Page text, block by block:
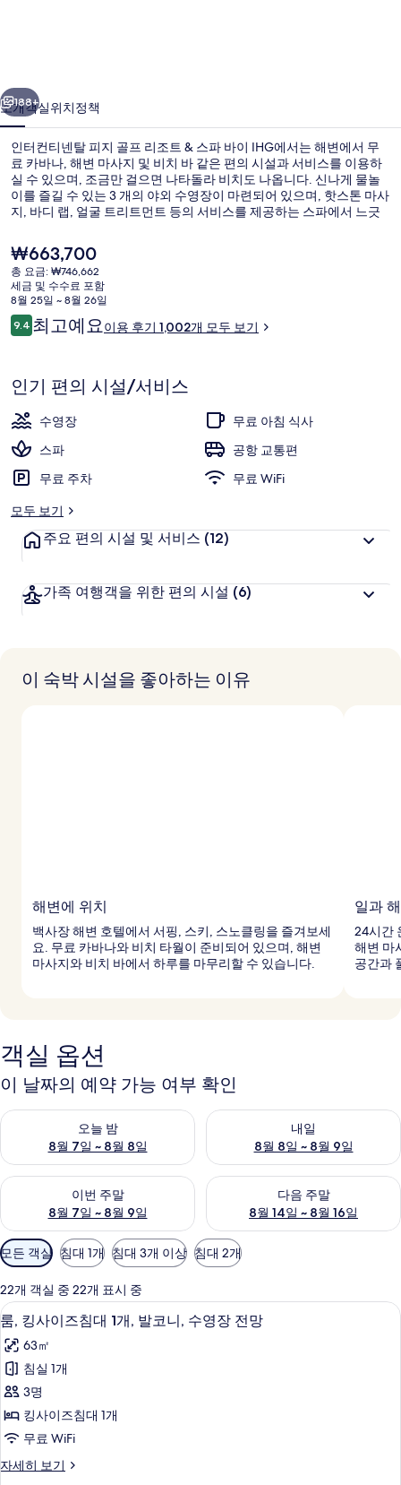
지
골
프
리
조
트
&
스
파
이
IHG
의
사
갤
다음
188+
소개객실위치정책
인터컨티넨탈 피지 골프 리조트 & 스파 바이 IHG에서는 해변에서 무
료 카바나, 해변 마사지 및 비치 바 같은 편의 시설과 서비스를 이용하
실 수 있으며, 조금만 걸으면 나타돌라 비치도 나옵니다. 신나게 물놀
이를 즐길 수 있는 3 개의 야외 수영장이 마련되어 있으며, 핫스톤 마사
지, 바디 랩, 얼굴 트리트먼트 등의 서비스를 제공하는 스파에서 느긋
Restaurant의 경우 바다 전망의 장점이 있으며, 아침 및 저녁 식사를 제
공합니다. 이 럭셔리 호텔에는 2 개의 바/라운지, 골프장 및 풀사이드
바도 마련되어 있습니다. 많은 분들이 이곳의 수영장 및 친절한 고객
서비스에 대단히 만족하셨어요.
현
재
가
격
은
₩663,700
₩663,700
총 요금: ₩746,662
세금 및 수수료 포함
8월 25일 ~ 8월 26일
이
용
기
9.410점 만점 중 9.4점.
최고예요이용 후기 1,002개 모두 보기
인기 편의 시설/서비스
수영장
무료 아침 식사
스파
공항 교통편
무료 주차
무료 WiFi
모두 보기
주요 편의 시설 및 서비스 (12)
가족 여행객을 위한 편의 시설 (6)
이 숙박 시설을 좋아하는 이유
해변에 위치
백사장 해변 호텔에서 서핑, 스키, 스노클링을 즐겨보세
요. 무료 카바나와 비치 타월이 준비되어 있으며, 해변
마사지와 비치 바에서 하루를 마무리할 수 있습니다.
일과
24시간
해변 마
공간과
객실 옵션
이 날짜의 예약 가능 여부 확인
오늘 밤
8월 7일 ~ 8월 8일
오늘 밤 예약 가능 여부 확인, 8월 7일 ~ 8월 8일
내일
8월 8일 ~ 8월 9일
내일 예약 가능 여부 확인, 8월
이번 주말
8월 7일 ~ 8월 9일
이번 주말 예약 가능 여부 확인, 8월 7일 ~ 8월 9일
다음 주말
8월 14일 ~ 8월 16일
다음 주말 예약 가능 여부 확인,
객
실
에
사
용
가
능
한
터
모든 객실 침대 1개 침대 3개 이상 침대 2개
22개 객실 중 22개 표시 중
룸,
킹
사
이
즈
침
대
1
룸, 킹사이즈침대 1개, 발코니, 수영장
7
룸, 킹사이즈침대 1개, 발코니, 수영장 전망
63㎡
침실 1개
3명
킹사이즈침대 1개
무료 WiFi
자세히 보기
룸,